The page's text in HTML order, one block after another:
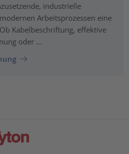
industrielle
Arbeitsprozessen eine
Kabelbeschriftung, effektive
oder ...